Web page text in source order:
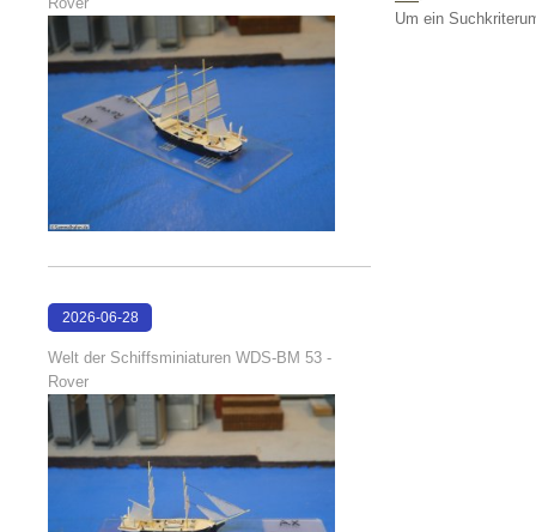
Um ein
2026-06-28
Welt der Schiffsminiaturen WDS-BM 53 -
Rover